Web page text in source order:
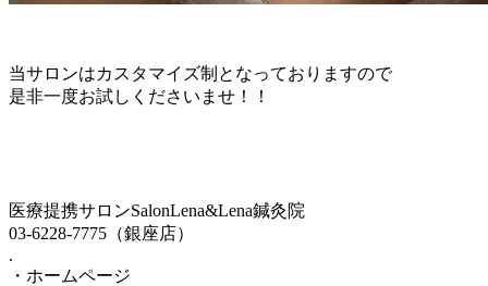
当サロンはカスタマイズ制となっておりますので
是非一度お試しくださいませ！！
医療提携サロンSalonLena&Lena鍼灸院
03-6228-7775（銀座店）
.
・ホームページ